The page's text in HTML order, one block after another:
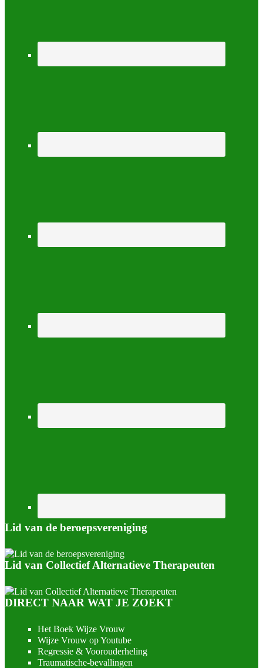
Lid van de beroepsvereniging
Lid van Collectief Alternatieve Therapeuten
DIRECT NAAR WAT JE ZOEKT
Het Boek Wijze Vrouw
Wijze Vrouw op Youtube
Regressie & Voorouderheling
Traumatische-bevallingen